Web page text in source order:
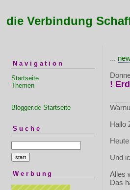
die Verbindung
Navigation
Startseite
Themen
Blogger.de Startseite
Suche
Werbung
...
!
Hallo
Und
Alles
Das